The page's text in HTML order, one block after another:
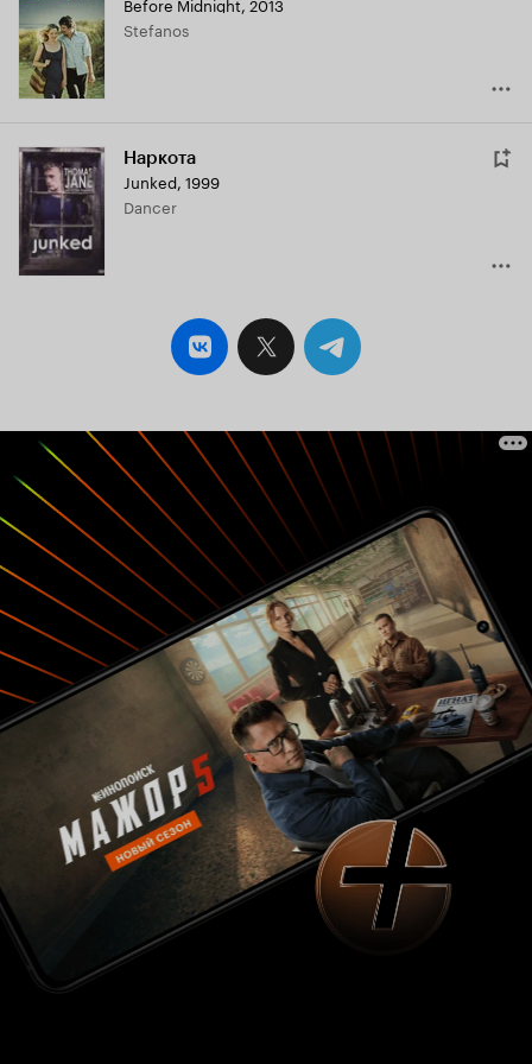
Кинопоиска
7.6
Stefanos
Наркота
Junked, 1999
Dancer